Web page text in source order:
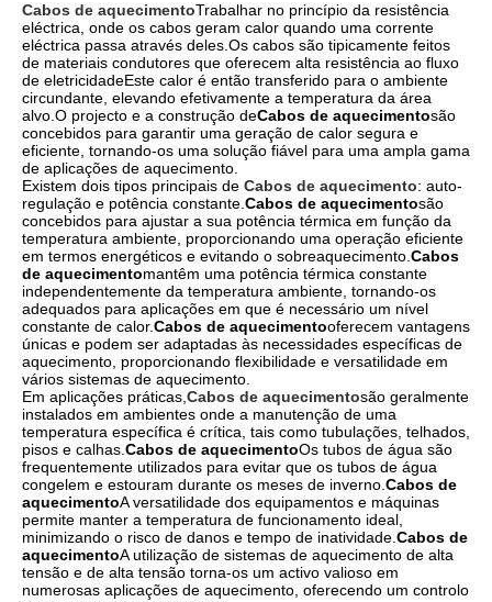
Cabos de aquecimentoTrabalhar no princípio da resistência
eléctrica, onde os cabos geram calor quando uma corrente
eléctrica passa através deles.Os cabos são tipicamente feitos
de materiais condutores que oferecem alta resistência ao fluxo
de eletricidadeEste calor é então transferido para o ambiente
circundante, elevando efetivamente a temperatura da área
alvo.O projecto e a construção deCabos de aquecimentosão
concebidos para garantir uma geração de calor segura e
eficiente, tornando-os uma solução fiável para uma ampla gama
de aplicações de aquecimento.
Existem dois tipos principais de Cabos de aquecimento: auto-
regulação e potência constante. Cabos de aquecimentosão
concebidos para ajustar a sua potência térmica em função da
temperatura ambiente, proporcionando uma operação eficiente
em termos energéticos e evitando o sobreaquecimento. Cabos
de aquecimentomantêm uma potência térmica constante
independentemente da temperatura ambiente, tornando-os
adequados para aplicações em que é necessário um nível
constante de calor.Cabos de aquecimentooferecem vantagens
únicas e podem ser adaptadas às necessidades específicas de
aquecimento, proporcionando flexibilidade e versatilidade em
vários sistemas de aquecimento.
Em aplicações práticas, Cabos de aquecimentosão geralmente
instalados em ambientes onde a manutenção de uma
temperatura específica é crítica, tais como tubulações, telhados,
pisos e calhas. Cabos de aquecimentoOs tubos de água são
frequentemente utilizados para evitar que os tubos de água
congelem e estouram durante os meses de inverno. Cabos de
aquecimentoA versatilidade dos equipamentos e máquinas
permite manter a temperatura de funcionamento ideal,
minimizando o risco de danos e tempo de inatividade. Cabos de
aquecimentoA utilização de sistemas de aquecimento de alta
tensão e de alta tensão torna-os um activo valioso em
numerosas aplicações de aquecimento, oferecendo um controlo